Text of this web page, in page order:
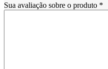
Sua avaliação sobre o produto *